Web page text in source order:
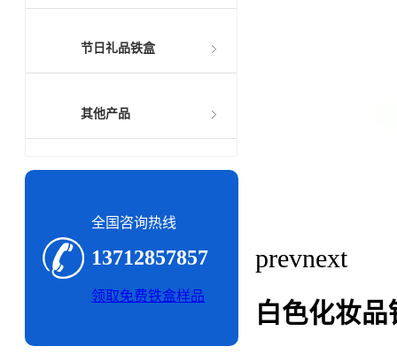
prevnext
白色化妆品
节日礼品铁盒
其他产品
全国咨询热线
13712857857
领取免费铁盒样品